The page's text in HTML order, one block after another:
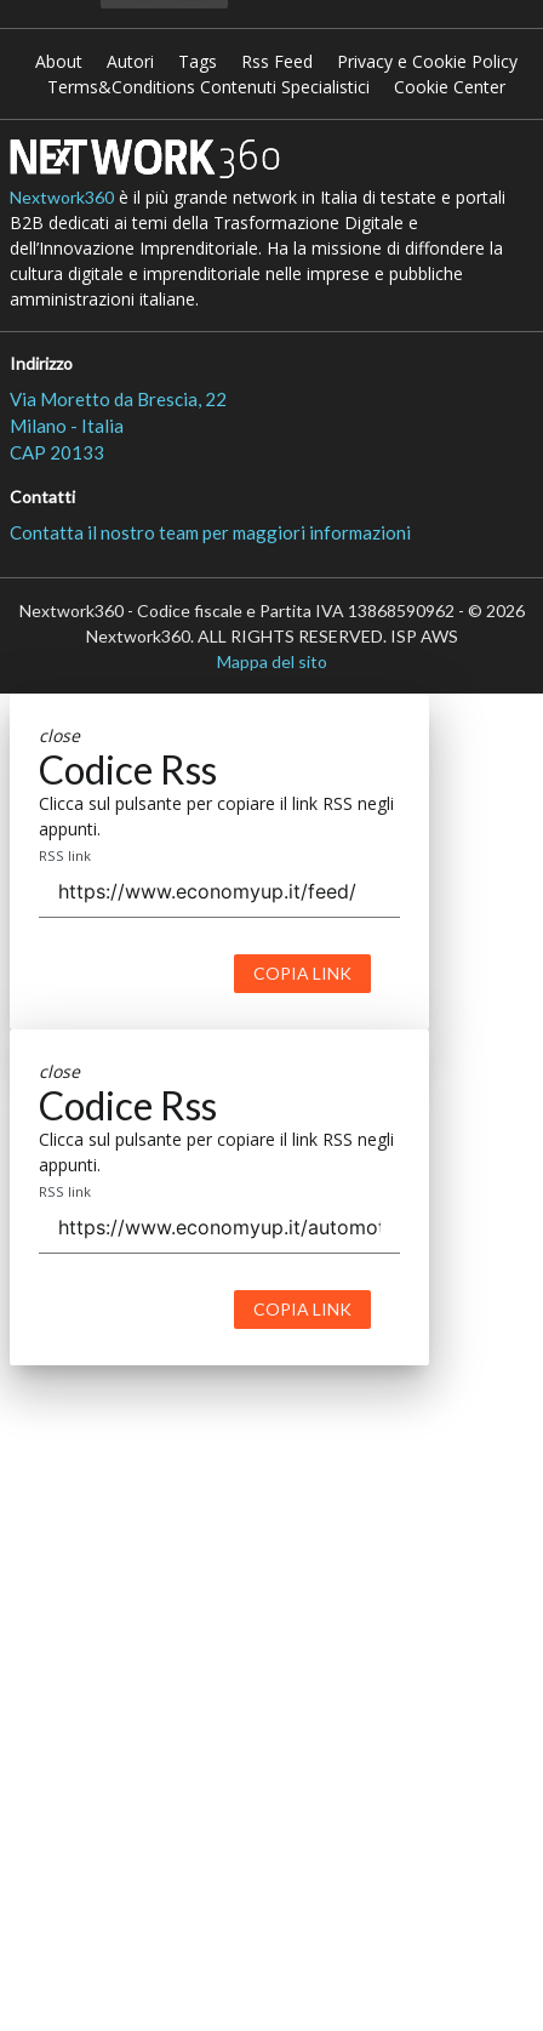
About Autori Tags Rss Feed
Privacy e Cookie Policy
Terms&Conditions Contenuti Specialistici
Cookie Center
Nextwork360è il più grande network in Italia di testate e portali
B2B dedicati ai temi della Trasformazione Digitale e
dell’Innovazione Imprenditoriale. Ha la missione di diffondere la
cultura digitale e imprenditoriale nelle imprese e pubbliche
amministrazioni italiane.
Indirizzo
Via Moretto da Brescia, 22
Milano - Italia
CAP 20133
Contatti
Contatta il nostro team per maggiori informazioni
Nextwork360 - Codice fiscale e Partita IVA 13868590962 - © 2026
Nextwork360. ALL RIGHTS RESERVED. ISP AWS
Mappa del sito
close
Codice Rss
Clicca sul pulsante per copiare il link RSS negli
appunti.
RSS link
COPIA LINK
close
Codice Rss
Clicca sul pulsante per copiare il link RSS negli
appunti.
RSS link
COPIA LINK